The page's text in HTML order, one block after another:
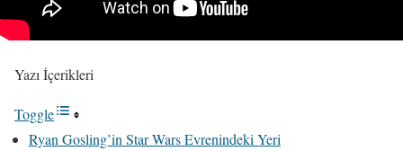
Yazı İçerikleri
Toggle
Ryan Gosling’in Star Wars Evrenindeki Yeri